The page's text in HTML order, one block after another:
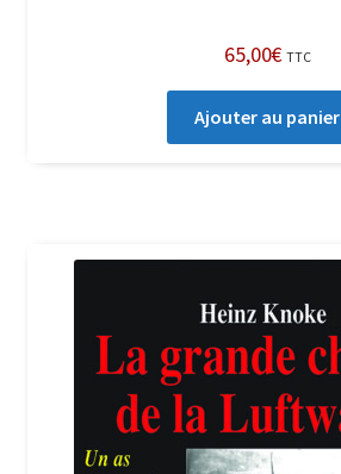
65,00€ TTC
Ajouter au panier